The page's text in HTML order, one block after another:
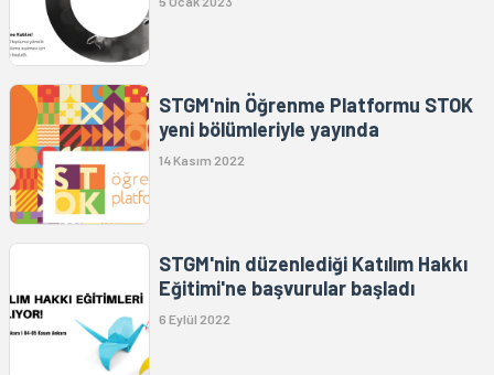
STGM'nin Öğrenme Platformu STOK
yeni bölümleriyle yayında
14 Kasım 2022
STGM'nin düzenlediği Katılım Hakkı
Eğitimi'ne başvurular başladı
6 Eylül 2022